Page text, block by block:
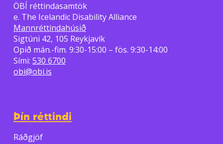
ÖBÍ réttindasamtök
e. The Icelandic Disability Alliance
Mannréttindahúsið
Sigtúni 42, 105 Reykjavík
Opið mán.-fim. 9:30-15:00 – fös. 9:30-14:00
Sími: 530 6700
obi@obi.is
Þín réttindi
Ráðgjöf